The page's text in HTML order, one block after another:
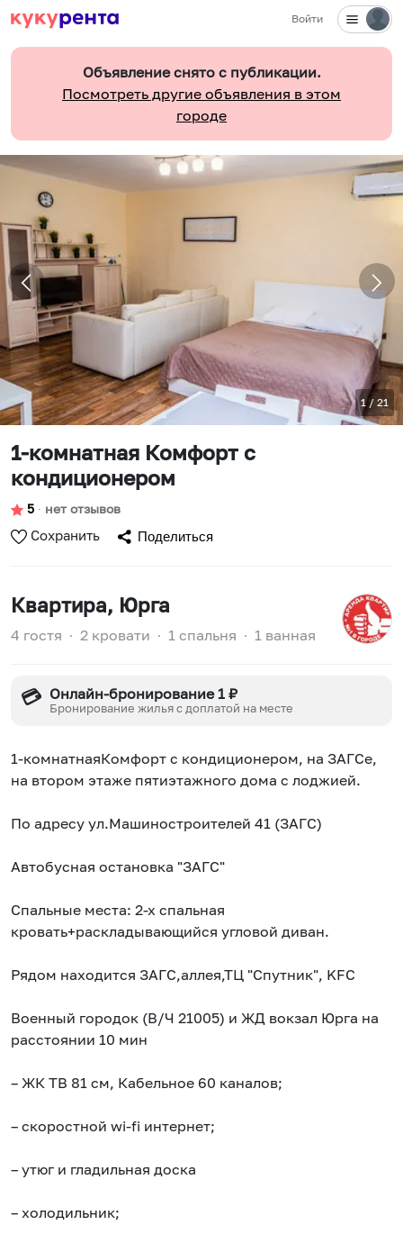
Войти
Объявление снято с публикации.
Посмотреть другие объявления в этом
городе
1/ 21
1-комнатная Комфорт с
кондиционером
5 ∙ нет отзывов
Сохранить Поделиться
Квартира, Юрга
4 гостя ∙ 2 кровати ∙ 1 спальня ∙ 1 ванная
💳 Онлайн-бронирование 1 ₽
Бронирование жилья с доплатой на месте
1-комнатнаяКомфорт с кондиционером, на ЗАГСе,
на втором этаже пятиэтажного дома с лоджией.
По адресу ул.Машиностроителей 41 (ЗАГС)
Автобусная остановка "ЗАГС"
Спальные места: 2-х спальная
кровать+раскладывающийся угловой диван.
Рядом находится ЗАГС,аллея,ТЦ "Спутник", KFC
Военный городок (В/Ч 21005) и ЖД вокзал Юрга на
расстоянии 10 мин
– ЖК ТВ 81 см, Кабельное 60 каналов;
– скоростной wi-fi интернет;
– утюг и гладильная доска
– холодильник;